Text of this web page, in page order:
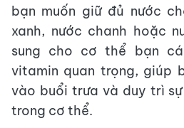
bạn muốn giữ đủ nước
xanh, nước chanh hoặc
sung cho cơ thể bạn
vitamin quan trọng, giúp
vào buổi trưa và duy trì
trong cơ thể.